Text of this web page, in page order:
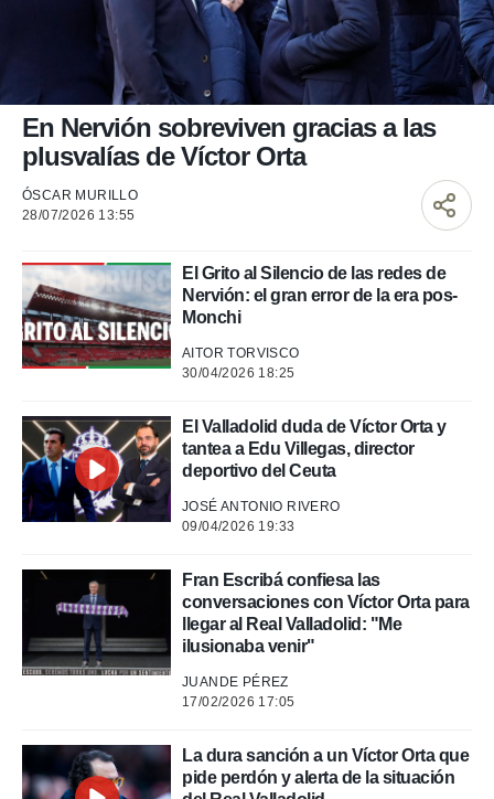
botón
a la
la
nuestros
y análisis
en
y
en
más
de
CONFIGURAR
RECHAZAR
En Nervión sobreviven gracias a las
plusvalías de Víctor Orta
ÓSCAR MURILLO
28/07/2026 13:55
El Grito al Silencio de las redes de
Nervión: el gran error de la era pos-
Monchi
AITOR TORVISCO
30/04/2026 18:25
El Valladolid duda de Víctor Orta y
tantea a Edu Villegas, director
deportivo del Ceuta
JOSÉ ANTONIO RIVERO
09/04/2026 19:33
Fran Escribá confiesa las
conversaciones con Víctor Orta para
llegar al Real Valladolid: "Me
ilusionaba venir"
JUANDE PÉREZ
17/02/2026 17:05
La dura sanción a un Víctor Orta que
pide perdón y alerta de la situación